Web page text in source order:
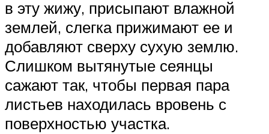
в эту жижу, присыпают влажной
землей, слегка прижимают ее и
добавляют сверху сухую землю.
Слишком вытянутые сеянцы
сажают так, чтобы первая пара
листьев находилась вровень с
поверхностью участка.